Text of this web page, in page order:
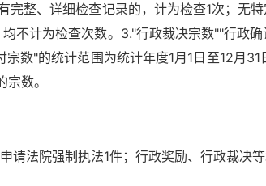
完整、详细检查记录的，计为检查1次；无
不计为检查次数。3."行政裁决宗数""行政
数"的统计范围为统计年度1月1日至12月
数。
法院强制执法1件；行政奖励、行政裁决等